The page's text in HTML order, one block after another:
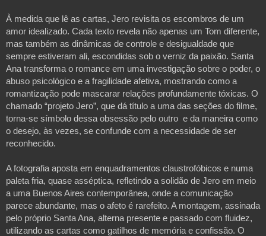
À medida que lê as cartas, Jero revisita os escombros de um
amor idealizado. Cada texto revela não apenas um Tom diferente,
mas também as dinâmicas de controle e desigualdade que
sempre estiveram ali, escondidas sob o verniz da paixão. Santa
Ana transforma o romance em uma investigação sobre o poder, o
abuso psicológico e a fragilidade afetiva, mostrando como a
romantização pode mascarar relações profundamente tóxicas. O
chamado “projeto Jero”, que dá título a uma das seções do filme,
torna-se símbolo dessa obsessão pelo outro e da maneira como
o desejo, às vezes, se confunde com a necessidade de ser
reconhecido.
A fotografia aposta em enquadramentos claustrofóbicos e numa
paleta fria, quase asséptica, refletindo a solidão de Jero em meio
a uma Buenos Aires contemporânea, onde a comunicação
parece abundante, mas o afeto é rarefeito. A montagem, assinada
pelo próprio Santa Ana, alterna presente e passado com fluidez,
utilizando as cartas como gatilhos de memória e confissão. O